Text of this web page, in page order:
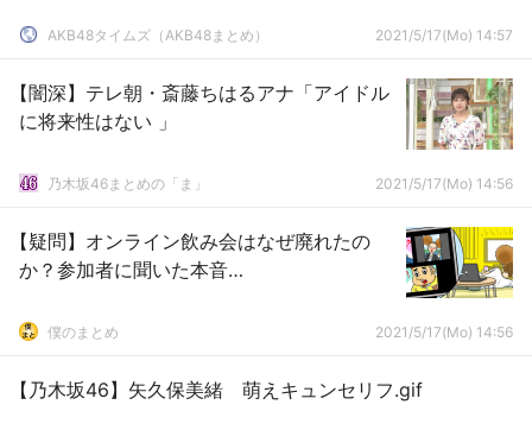
AKB48タイムズ（AKB48まとめ） 2021/5/17(Mo) 14:57
【闇深】テレ朝・斎藤ちはるアナ「アイドル
に将来性はない 」
乃木坂46まとめの「ま」 2021/5/17(Mo) 14:56
【疑問】オンライン飲み会はなぜ廃れたの
か？参加者に聞いた本音…
僕のまとめ 2021/5/17(Mo) 14:56
【乃木坂46】矢久保美緒 萌えキュンセリフ.gif